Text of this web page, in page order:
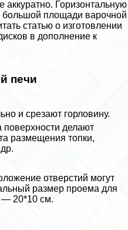
аккуратно. Горизонтальную
большой площади варочной
статью о изготовлении
в дополнение к
печи
и срезают горловину.
делают
размещения топки,
отверстий могут
размер проема для
— 20*10 см.